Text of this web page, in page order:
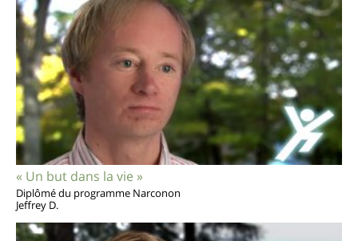
« Un but dans la vie »
Diplômé du programme Narconon
Jeffrey D.